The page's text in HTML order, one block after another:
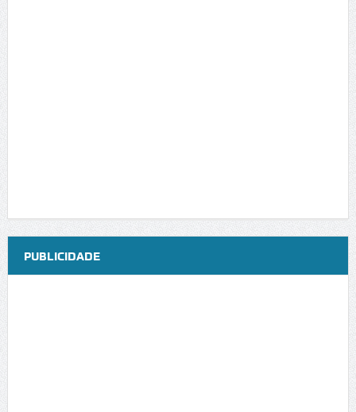
PUBLICIDADE